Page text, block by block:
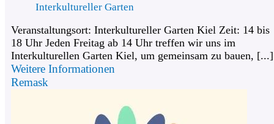
Interkultureller Garten
Veranstaltungsort: Interkultureller Garten Kiel Zeit: 14 bis
18 Uhr Jeden Freitag ab 14 Uhr treffen wir uns im
Interkulturellen Garten Kiel, um gemeinsam zu bauen, [...]
Weitere Informationen
Remask